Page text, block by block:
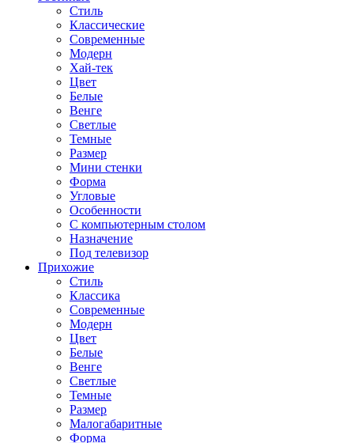
Стиль
Классические
Современные
Модерн
Хай-тек
Цвет
Белые
Венге
Светлые
Темные
Размер
Мини стенки
Форма
Угловые
Особенности
С компьютерным столом
Назначение
Под телевизор
Прихожие
Стиль
Классика
Современные
Модерн
Цвет
Белые
Венге
Светлые
Темные
Размер
Малогабаритные
Форма